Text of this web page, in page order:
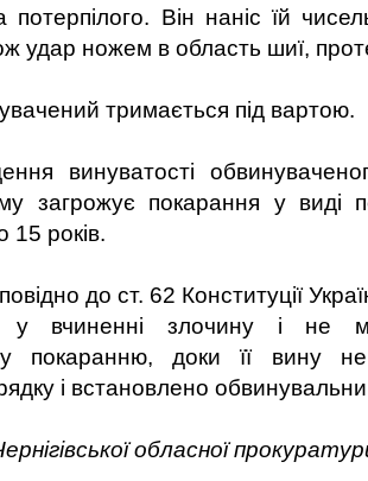
потерпілого. Він наніс їй
удар ножем в область шиї,
тримається під вартою.
винуватості
загрожує покарання у виді
15 років.
до ст. 62 Конституції
у вчиненні злочину і не
покаранню, доки її вину
і встановлено
обласної